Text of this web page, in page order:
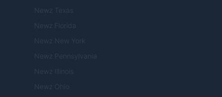
Newz Texas
Newz Florida
Newz New York
Newz Pennsylvania
Newz Illinois
Newz Ohio